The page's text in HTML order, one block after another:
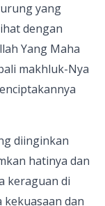
yang
dengan
Yang Maha
makhluk-Nya
diinginkan
hatinya dan
keraguan di
kekuasaan dan